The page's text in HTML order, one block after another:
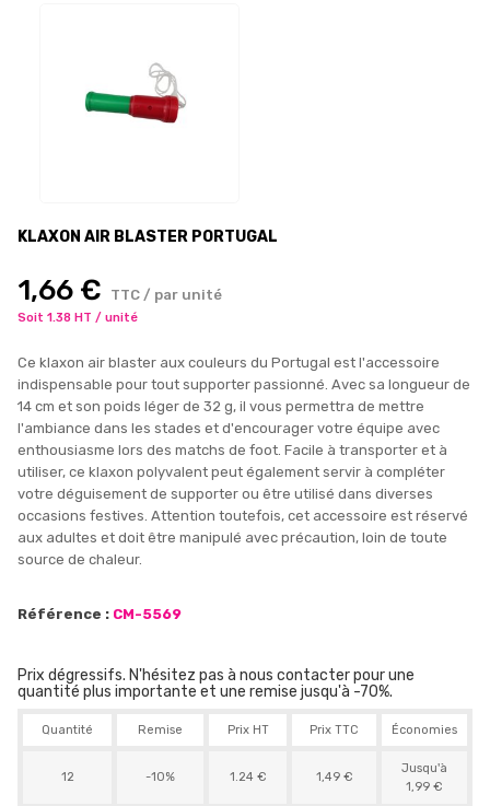
KLAXON AIR BLASTER PORTUGAL
1,66 € TTC / par unité
Soit 1.38 HT / unité
Ce klaxon air blaster aux couleurs du Portugal est l'accessoire
indispensable pour tout supporter passionné. Avec sa longueur de
14 cm et son poids léger de 32 g, il vous permettra de mettre
l'ambiance dans les stades et d'encourager votre équipe avec
enthousiasme lors des matchs de foot. Facile à transporter et à
utiliser, ce klaxon polyvalent peut également servir à compléter
votre déguisement de supporter ou être utilisé dans diverses
occasions festives. Attention toutefois, cet accessoire est réservé
aux adultes et doit être manipulé avec précaution, loin de toute
source de chaleur.
Référence : CM-5569
Prix dégressifs. N'hésitez pas à nous contacter pour une
quantité plus importante et une remise jusqu'à -70%.
Quantité Remise Prix HT Prix TTC Économies
12 -10% 1.24 € 1,49 €
Jusqu'à
1,99 €